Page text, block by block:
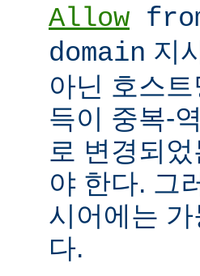
Allow
domain 지
아닌 호스
득이 중복-
로 변경되
야 한다. 그
시어에는
다.